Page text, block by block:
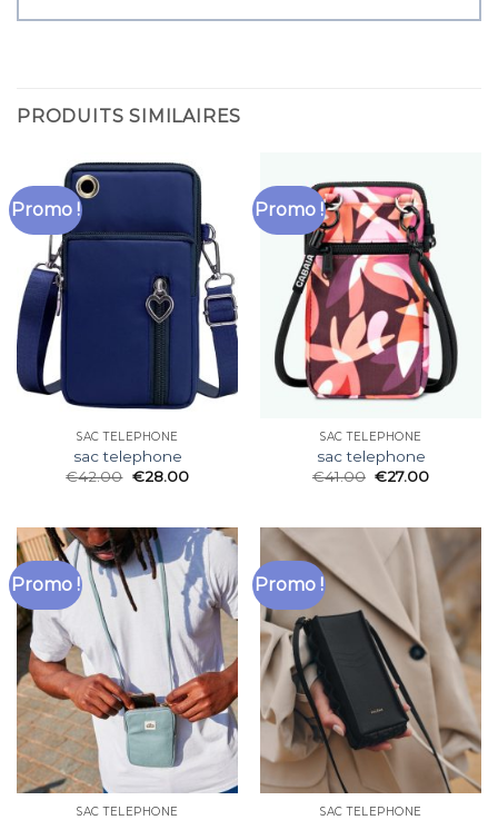
PRODUITS SIMILAIRES
Promo !
SAC TELEPHONE
sac telephone
€42.00 €28.00
Promo !
SAC TELEPHONE
sac telephone
€41.00 €27.00
Promo !
SAC TELEPHONE
Promo !
SAC TELEPHONE